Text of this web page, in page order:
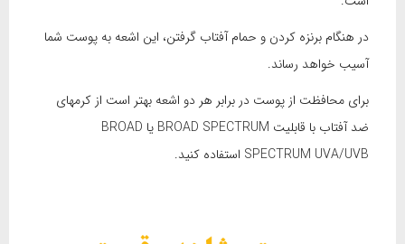
در هنگام برنزه کردن و حمام آفتاب گرفتن، این اشعه به پوست شما
آسیب خواهد رساند.
برای محافظت از پوست در برابر هر دو اشعه بهتر است از کرمهای
ضد آفتاب با قابلیت BROAD SPECTRUM یا BROAD
SPECTRUM UVA/UVB استفاده کنید.